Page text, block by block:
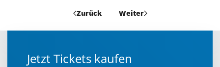
Zurück Weiter
Jetzt Tickets kaufen